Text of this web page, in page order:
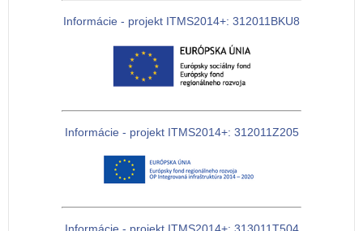
Informácie - projekt ITMS2014+: 312011BKU8
Informácie - projekt ITMS2014+: 312011Z205